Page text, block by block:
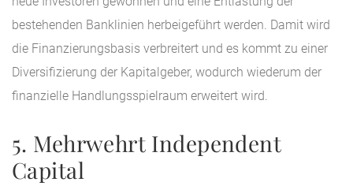
bestehenden Banklinien herbeigeführt werden. Damit wird
die Finanzierungsbasis verbreitert und es kommt zu einer
Diversifizierung der Kapitalgeber, wodurch wiederum der
finanzielle Handlungsspielraum erweitert wird.
5. Mehrwehrt Independent
Capital